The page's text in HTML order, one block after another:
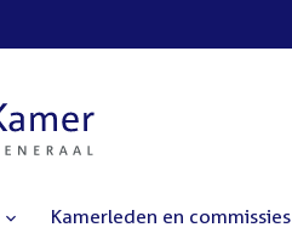
Kamerleden en commissies